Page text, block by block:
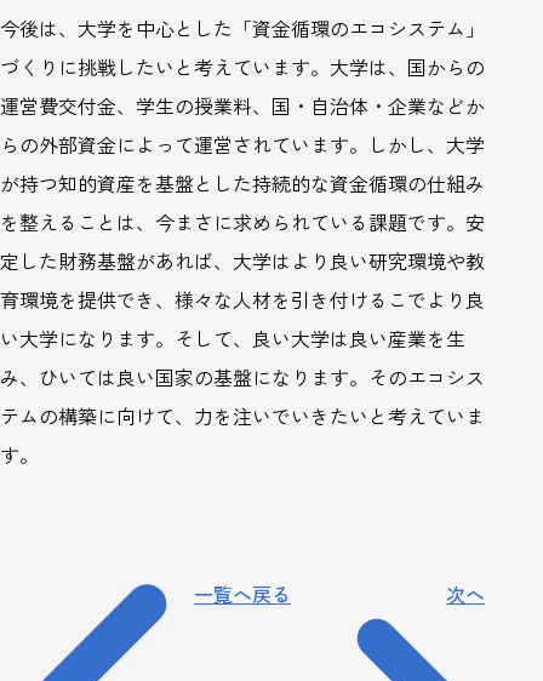
今後は、大学を中心とした「資金循環のエコシステム」
づくりに挑戦したいと考えています。大学は、国からの
運営費交付金、学生の授業料、国・自治体・企業などか
らの外部資金によって運営されています。しかし、大学
が持つ知的資産を基盤とした持続的な資金循環の仕組み
を整えることは、今まさに求められている課題です。安
定した財務基盤があれば、大学はより良い研究環境や教
育環境を提供でき、様々な人材を引き付けるこでより良
い大学になります。そして、良い大学は良い産業を生
み、ひいては良い国家の基盤になります。そのエコシス
テムの構築に向けて、力を注いでいきたいと考えていま
す。
一覧へ戻る 次へ